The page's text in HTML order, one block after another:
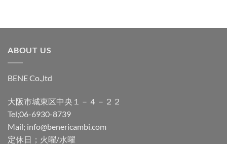
ABOUT US
BENE Co.,ltd
大阪市城東区中央１－４－２２
Tel;06-6930-8739
Mail; info@benericambi.com
定休日；火曜/水曜